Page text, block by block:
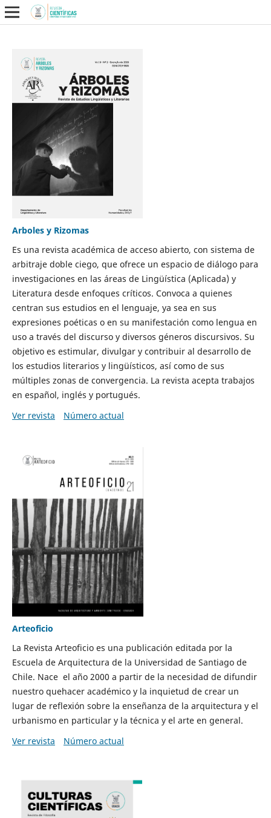
Arboles y Rizomas
Es una revista académica de acceso abierto, con sistema de
arbitraje doble ciego, que ofrece un espacio de diálogo para
investigaciones en las áreas de Lingüística (Aplicada) y
Literatura desde enfoques críticos. Convoca a quienes
centran sus estudios en el lenguaje, ya sea en sus
expresiones poéticas o en su manifestación como lengua en
uso a través del discurso y diversos géneros discursivos. Su
objetivo es estimular, divulgar y contribuir al desarrollo de
los estudios literarios y lingüísticos, así como de sus
múltiples zonas de convergencia. La revista acepta trabajos
en español, inglés y portugués.
Ver revista
Número actual
Arteoficio
La Revista Arteoficio es una publicación editada por la
Escuela de Arquitectura de la Universidad de Santiago de
Chile. Nace el año 2000 a partir de la necesidad de difundir
nuestro quehacer académico y la inquietud de crear un
lugar de reflexión sobre la enseñanza de la arquitectura y el
urbanismo en particular y la técnica y el arte en general.
Ver revista
Número actual